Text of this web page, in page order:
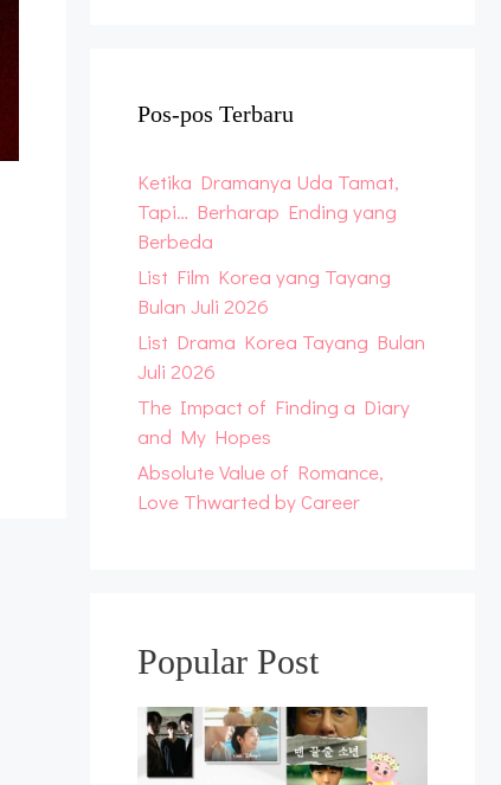
Pos-pos Terbaru
Ketika Dramanya Uda Tamat,
Tapi… Berharap Ending yang
Berbeda
List Film Korea yang Tayang
Bulan Juli 2026
List Drama Korea Tayang Bulan
Juli 2026
The Impact of Finding a Diary
and My Hopes
Absolute Value of Romance,
Love Thwarted by Career
Popular Post